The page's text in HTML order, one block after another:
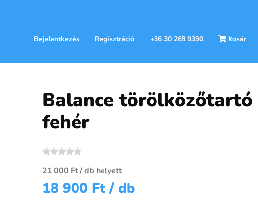
Bejelentkezés Regisztráció +36 30 268 9390 Kosár
Balance törölközőtartó
fehér
21 000 Ft/ db helyett
18 900 Ft / db